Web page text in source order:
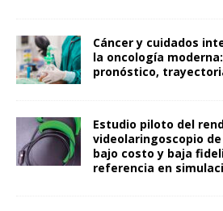
Cáncer y cuidados
la oncología
pronóstico,
Estudio piloto del
videolaringoscopio
bajo costo y baja
referencia en